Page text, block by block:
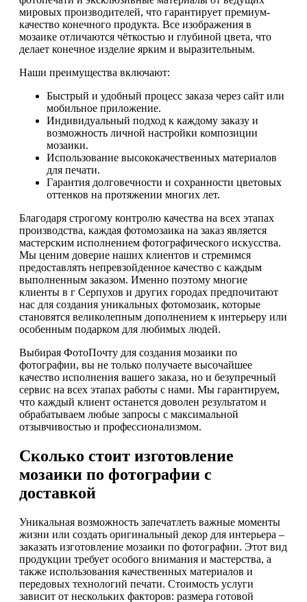
мировых производителей, что гарантирует премиум-
качество конечного продукта. Все изображения в
мозаике отличаются чёткостью и глубиной цвета, что
делает конечное изделие ярким и выразительным.
Наши преимущества включают:
Быстрый и удобный процесс заказа через сайт или
мобильное приложение.
Индивидуальный подход к каждому заказу и
возможность личной настройки композиции
мозаики.
Использование высококачественных материалов
для печати.
Гарантия долговечности и сохранности цветовых
оттенков на протяжении многих лет.
Благодаря строгому контролю качества на всех этапах
производства, каждая фотомозаика на заказ является
мастерским исполнением фотографического искусства.
Мы ценим доверие наших клиентов и стремимся
предоставлять непревзойденное качество с каждым
выполненным заказом. Именно поэтому многие
клиенты в г Серпухов и других городах предпочитают
нас для создания уникальных фотомозаик, которые
становятся великолепным дополнением к интерьеру или
особенным подарком для любимых людей.
Выбирая ФотоПочту для создания мозаики по
фотографии, вы не только получаете высочайшее
качество исполнения вашего заказа, но и безупречный
сервис на всех этапах работы с нами. Мы гарантируем,
что каждый клиент останется доволен результатом и
обрабатываем любые запросы с максимальной
отзывчивостью и профессионализмом.
Сколько стоит изготовление
мозаики по фотографии с
доставкой
Уникальная возможность запечатлеть важные моменты
жизни или создать оригинальный декор для интерьера –
заказать изготовление мозаики по фотографии. Этот вид
продукции требует особого внимания и мастерства, а
также использования качественных материалов и
передовых технологий печати. Стоимость услуги
зависит от нескольких факторов: размера готовой